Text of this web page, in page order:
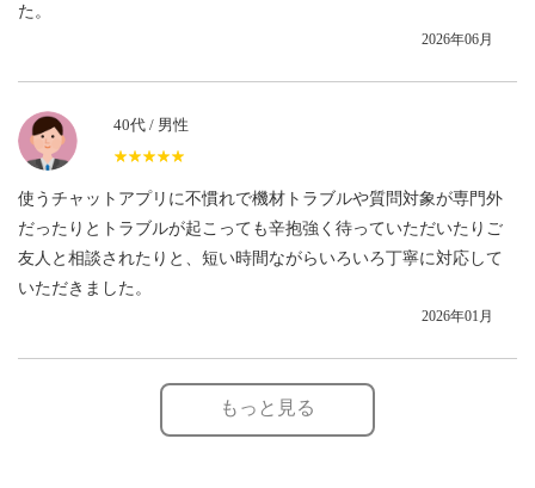
た。
2026年06月
40代 / 男性
★★★★★
☆☆☆☆☆
使うチャットアプリに不慣れで機材トラブルや質問対象が専門外
だったりとトラブルが起こっても辛抱強く待っていただいたりご
友人と相談されたりと、短い時間ながらいろいろ丁寧に対応して
いただきました。
2026年01月
もっと見る